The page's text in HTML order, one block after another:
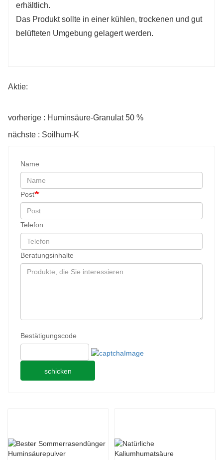
erhältlich.
Das Produkt sollte in einer kühlen, trockenen und gut
belüfteten Umgebung gelagert werden.
Aktie:
vorherige : Huminsäure-Granulat 50 %
nächste : Soilhum-K
Name
Post
Telefon
Beratungsinhalte
Bestätigungscode
schicken